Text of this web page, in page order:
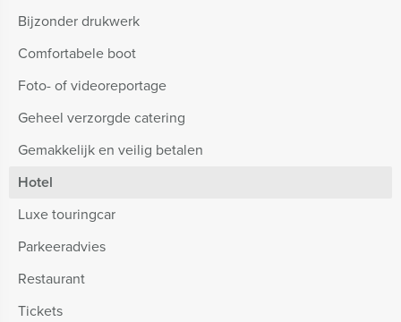
Bijzonder drukwerk
Comfortabele boot
Foto- of videoreportage
Geheel verzorgde catering
Gemakkelijk en veilig betalen
Hotel
Luxe touringcar
Parkeeradvies
Restaurant
Tickets